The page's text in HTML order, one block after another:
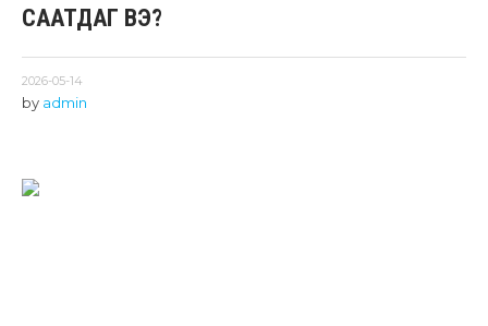
СААТДАГ ВЭ?
2026-05-14
by admin